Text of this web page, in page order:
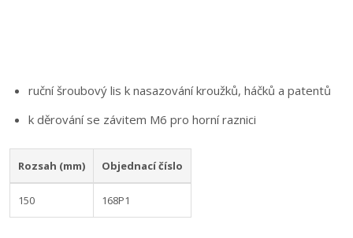
ruční šroubový lis k nasazování kroužků, háčků a patentů
k děrování se závitem M6 pro horní raznici
Rozsah (mm) Objednací číslo
150 168P1